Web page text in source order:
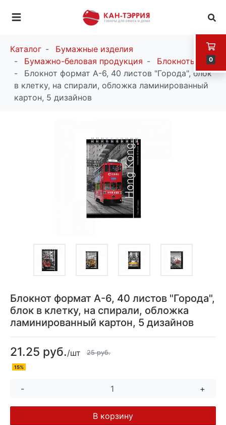
0
Каталог
Бумажные изделия
Бумажно-беловая продукция
Блокноты
Блокнот формат А-6, 40 листов "Города", блок
в клетку, на спирали, обложка ламинированный
картон, 5 дизайнов
Блокнот формат А-6, 40 листов "Города",
блок в клетку, на спирали, обложка
ламинированный картон, 5 дизайнов
21.25 руб./шт 25 руб.
15%
- +
В корзину